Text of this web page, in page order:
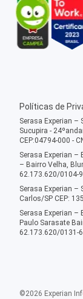
Políticas de
Serasa Experian –
Sucupira -
CEP:04794-000 -
Serasa Experian –
– Bairro Velha,
62.173.620/0104-
Serasa Experian –
Carlos/SP CEP:
Serasa Experian –
Paulo Sarasate
62.173.620/0131-
©2026 Experian